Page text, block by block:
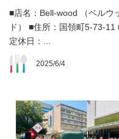
■店名：Bell-wood （ベルウ
ド） ■住所：国領町5-73-11
定休日：...
2025/6/4